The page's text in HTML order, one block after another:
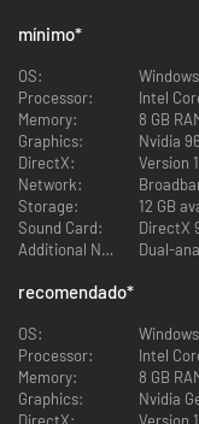
A DERRADEIRA
corridas emocionantes!
numa única corrida ou
minijogos alucinantes.
para derrotar adversários!
COMPETE PELO
O modo História segue a
enquanto competes
EXPLORAÇÃO EM
O vasto e vibrante mundo
quiseres, cheio de
Percorre a todo o gás os
mínimo*
OS:
Processor:
Intel️
Memory:
8 GB
Graphics:
Nvidia
DirectX:
Version
Network:
Storage:
12 GB
Sound Card:
DirectX
Additional Notes:
Dual-
recomendado*
OS:
Processor:
Intel️
Memory:
8 GB
Graphics:
Nvidia